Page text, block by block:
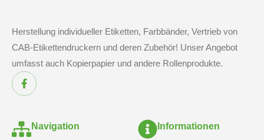
Herstellung individueller Etiketten, Farbbänder, Vertrieb von
CAB-Etikettendruckern und deren Zubehör! Unser Angebot
umfasst auch Kopierpapier und andere Rollenprodukte.
Navigation Informationen